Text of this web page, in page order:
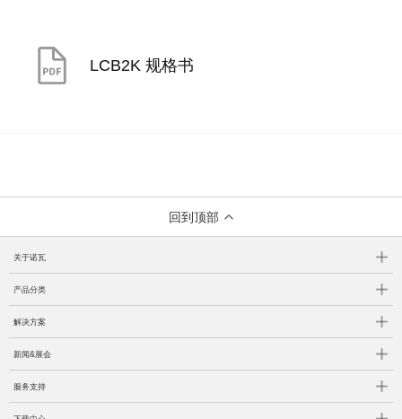
LCB2K 规格书
回到顶部
关于诺瓦
产品分类
解决方案
新闻&展会
服务支持